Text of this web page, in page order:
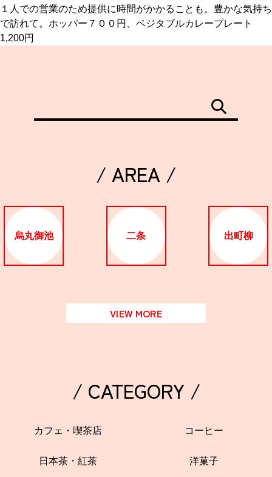
誠光社で選びました。
１人での営業のため提供に時間がかかることも。豊かな気持ち
で訪れて。ホッパー７００円、ベジタブルカレープレート
1,200円
/ AREA /
烏丸御池 二条 出町柳
VIEW MORE
/ CATEGORY /
カフェ・喫茶店 コーヒー
日本茶・紅茶 洋菓子